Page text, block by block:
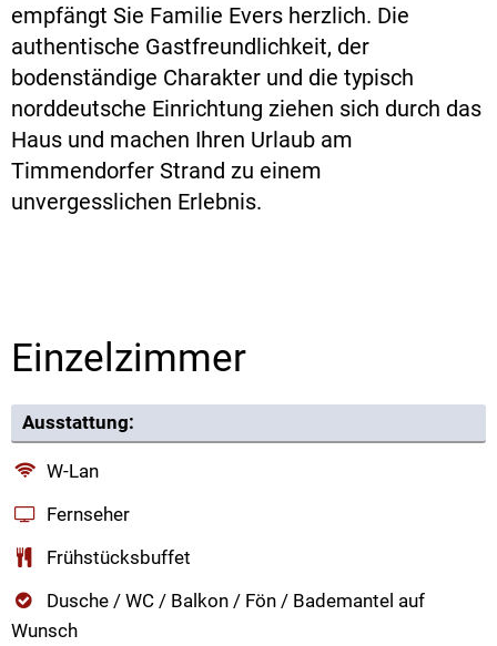
empfängt Sie Familie Evers herzlich. Die
authentische Gastfreundlichkeit, der
bodenständige Charakter und die typisch
norddeutsche Einrichtung ziehen sich durch das
Haus und machen Ihren Urlaub am
Timmendorfer Strand zu einem
unvergesslichen Erlebnis.
Einzelzimmer
Ausstattung:
W-Lan
Fernseher
Frühstücksbuffet
Dusche / WC / Balkon / Fön / Bademantel auf
Wunsch